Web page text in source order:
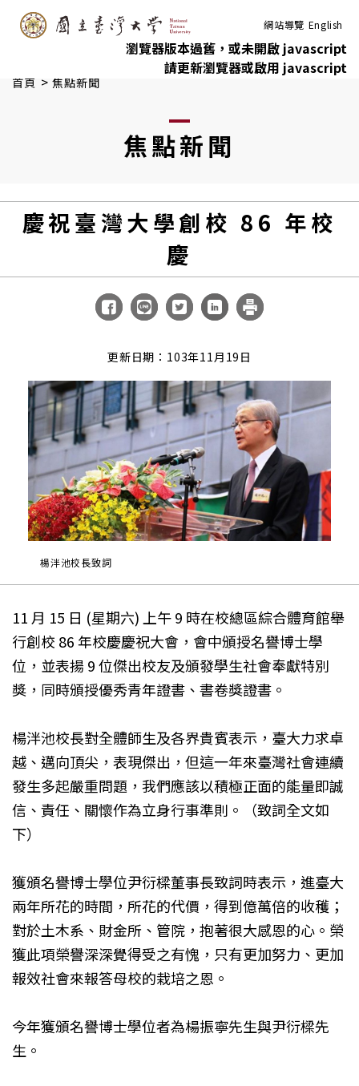
跳到主要內容 網站導覽 English
瀏覽器版本過舊，或未開啟 javascript
請更新瀏覽器或啟用 javascript
首頁 > 焦點新聞
焦點新聞
慶祝臺灣大學創校 86 年校
慶
更新日期：103年11月19日
楊泮池校長致詞
11 月 15 日 (星期六) 上午 9 時在校總區綜合體育館舉
行創校 86 年校慶慶祝大會，會中頒授名譽博士學
位，並表揚 9 位傑出校友及頒發學生社會奉獻特別
獎，同時頒授優秀青年證書、書卷獎證書。
楊泮池校長對全體師生及各界貴賓表示，臺大力求卓
越、邁向頂尖，表現傑出，但這一年來臺灣社會連續
發生多起嚴重問題，我們應該以積極正面的能量即誠
信、責任、關懷作為立身行事準則。（致詞全文如
下）
獲頒名譽博士學位尹衍樑董事長致詞時表示，進臺大
兩年所花的時間，所花的代價，得到億萬倍的收穫；
對於土木系、財金所、管院，抱著很大感恩的心。榮
獲此項榮譽深深覺得受之有愧，只有更加努力、更加
報效社會來報答母校的栽培之恩。
今年獲頒名譽博士學位者為楊振寧先生與尹衍樑先
生。